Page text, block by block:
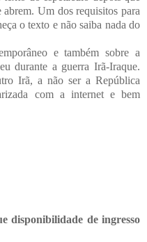
abrem. Um dos requisitos para
o texto e não saiba nada do
e também sobre a
durante a guerra Irã-Iraque.
Irã, a não ser a República
com a internet e bem
disponibilidade de ingresso